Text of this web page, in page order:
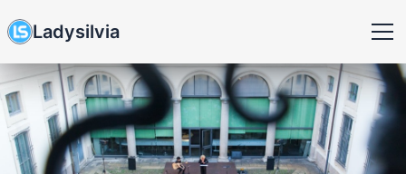
Ladysilvia